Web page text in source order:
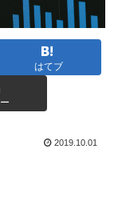
はてブ
2019.10.01